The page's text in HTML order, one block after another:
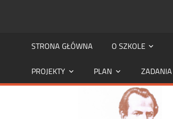
IX
LO
LOSTRONA GŁÓWNA O SZKOLE
PROJEKTY PLAN